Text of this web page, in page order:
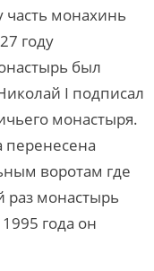
часть монахинь
году
был
I подписал
монастыря.
перенесена
воротам где
раз монастырь
года он